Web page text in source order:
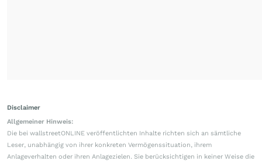
Disclaimer
Allgemeiner Hinweis:
Die bei wallstreetONLINE veröffentlichten Inhalte richten sich an sämtliche
Leser, unabhängig von ihrer konkreten Vermögenssituation, ihrem
Anlageverhalten oder ihren Anlagezielen. Sie berücksichtigen in keiner Weise die